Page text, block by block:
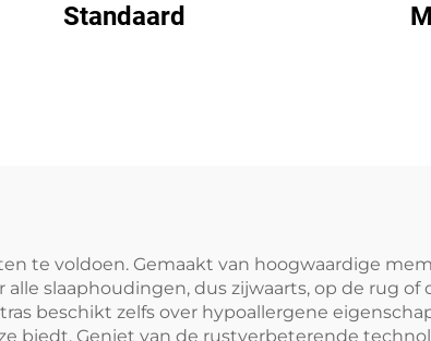
Standaard
te voldoen. Gemaakt van hoogwaardige
slaaphoudingen, dus zijwaarts, op de rug of
beschikt zelfs over hypoallergene
biedt. Geniet van de rustverbeterende